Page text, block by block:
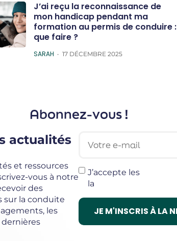
J’ai reçu la reconnaissance de
mon handicap pendant ma
formation au permis de conduire :
que faire ?
POSTED
SARAH 17 DÉCEMBRE 2025
Abonnez-vous !
actualités
et ressources
vous à notre
des
sur la conduite
les
J’accepte les
la